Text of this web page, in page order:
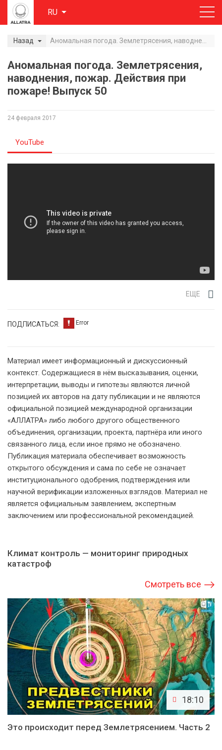
RU
Назад
Аномальная погода. Землетрясения,
наводнения, пожар. Действия при
пожаре! Выпуск 50
24 февраля 2017
YouTube
ЕЩЕ
ПОДПИСАТЬСЯ:
Материал имеет информационный и дискуссионный
контекст. Содержащиеся в нём высказывания, оценки,
интерпретации, выводы и гипотезы являются личной
позицией их авторов на дату публикации и не являются
официальной позицией международной организации
«АЛЛАТРА» либо любого другого общественного
объединения, организации, проекта, партнёра или иного
связанного лица, если иное прямо не обозначено.
Публикация материала обеспечивает возможность
открытого обсуждения и сама по себе не означает
институционального одобрения, подтверждения или
научной верификации изложенных взглядов. Материал не
является официальным заявлением, экспертным
заключением или профессиональной рекомендацией.
Климат контроль — мониторинг природных
катастроф
Смотреть все
18:10
Это происходит перед Землетрясением. Часть 2